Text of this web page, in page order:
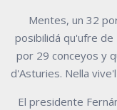
Mentes, un 32
posibilidá qu'ufre
por 29 conceyos y
d'Asturies. Nella
El presidente